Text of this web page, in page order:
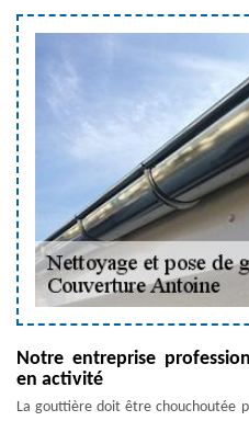
Notre entreprise
en activité
La gouttière doit être chouchoutée